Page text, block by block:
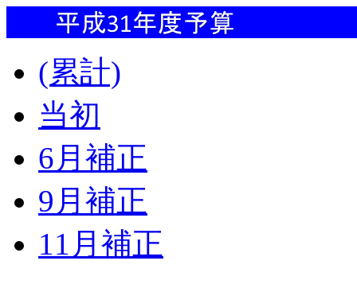
(累計)
当初
6月補正
9月補正
11月補正